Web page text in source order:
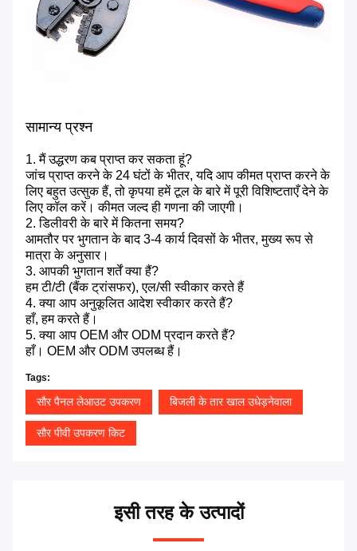
सामान्य प्रश्न
1. मैं उद्धरण कब प्राप्त कर सकता हूं?
जांच प्राप्त करने के 24 घंटों के भीतर, यदि आप कीमत प्राप्त करने के
लिए बहुत उत्सुक हैं, तो कृपया हमें टूल के बारे में पूरी विशिष्टताएँ देने के
लिए कॉल करें। कीमत जल्द ही गणना की जाएगी।
2. डिलीवरी के बारे में कितना समय?
आमतौर पर भुगतान के बाद 3-4 कार्य दिवसों के भीतर, मुख्य रूप से
मात्रा के अनुसार।
3. आपकी भुगतान शर्तें क्या हैं?
हम टी/टी (बैंक ट्रांसफर), एल/सी स्वीकार करते हैं
4. क्या आप अनुकूलित आदेश स्वीकार करते हैं?
हाँ, हम करते हैं।
5. क्या आप OEM और ODM प्रदान करते हैं?
हाँ। OEM और ODM उपलब्ध हैं।
Tags:
सौर पैनल लेआउट उपकरण बिजली के तार खाल उधेड़नेवाला
सौर पीवी उपकरण किट
इसी तरह के उत्पादों